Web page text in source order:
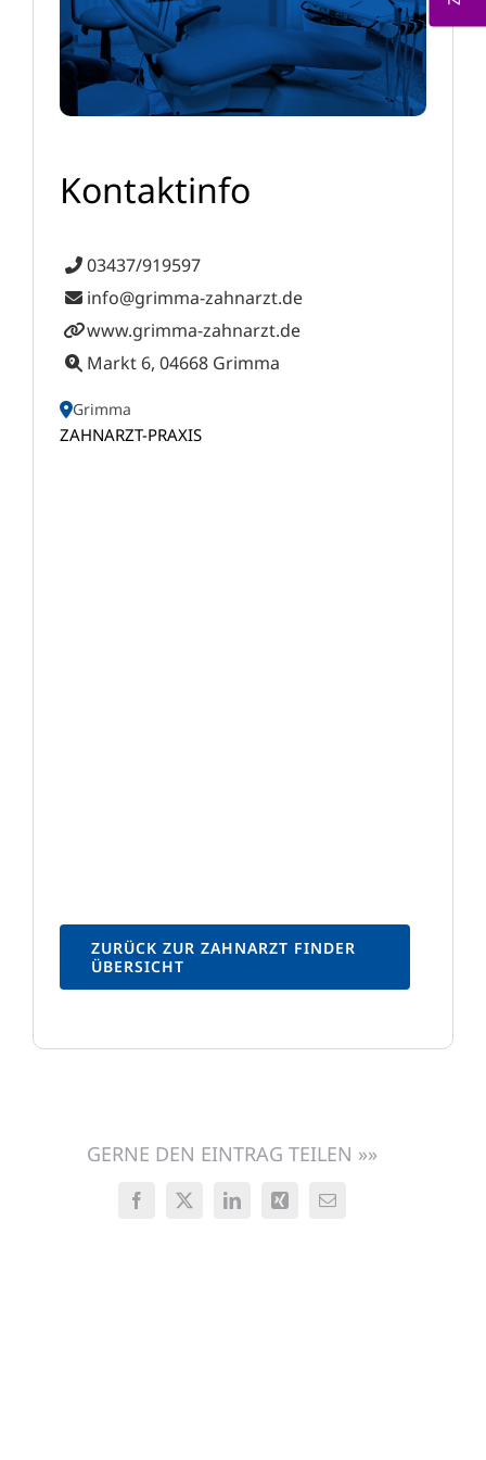
Kontaktinfo
03437/919597
info@grimma-zahnarzt.de
www.grimma-zahnarzt.de
Markt 6, 04668 Grimma
Grimma
ZAHNARZT-PRAXIS
ZURÜCK ZUR ZAHNARZT FINDER
ÜBERSICHT
GERNE DEN EINTRAG TEILEN »»
Facebook
X LinkedInXing
E-